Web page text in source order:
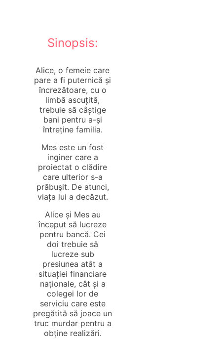
Sinopsis:
Alice, o femeie care
pare a fi puternică și
încrezătoare, cu o
limbă ascuțită,
trebuie să câștige
bani pentru a-și
întreține familia.
Mes este un fost
inginer care a
proiectat o clădire
care ulterior s-a
prăbușit. De atunci,
viața lui a decăzut.
Alice și Mes au
început să lucreze
pentru bancă. Cei
doi trebuie să
lucreze sub
presiunea atât a
situației financiare
naționale, cât și a
colegei lor de
serviciu care este
pregătită să joace un
truc murdar pentru a
obține realizări.